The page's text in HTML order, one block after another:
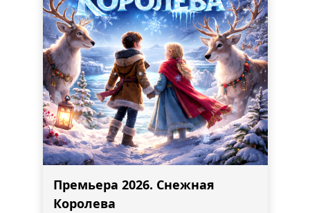
Премьера 2026. Снежная
Королева